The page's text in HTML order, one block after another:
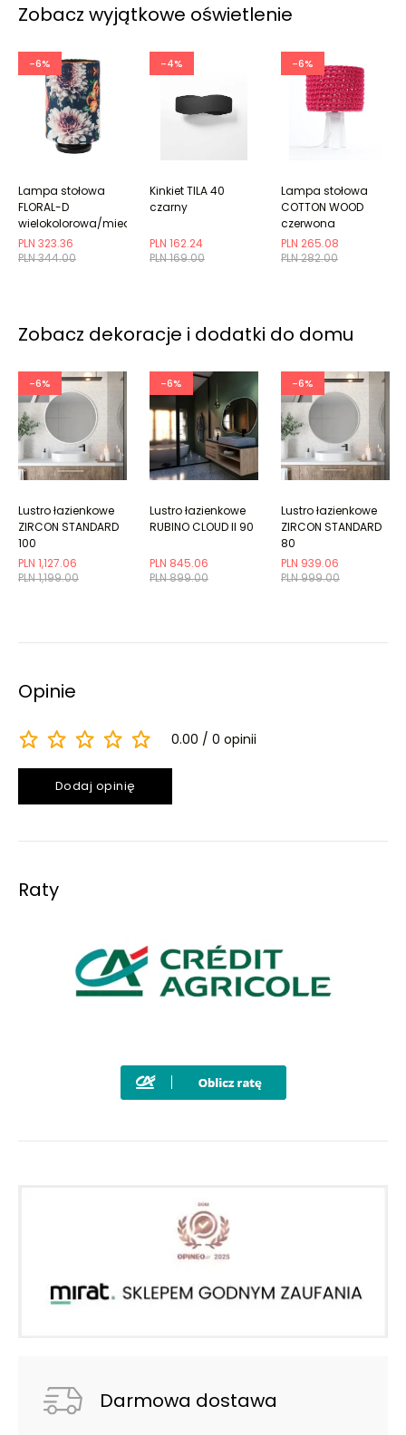
Zobacz wyjątkowe oświetlenie
-6%
PLN 344.00
PLN 323.36
Lampa stołowa
FLORAL-D
wielokolorowa/miedziana
-4%
PLN 169.00
PLN 162.24
Kinkiet TILA 40
czarny
-6%
PLN 282.00
PLN 265.08
Lampa stołowa
COTTON WOOD
czerwona
Zobacz dekoracje i dodatki do domu
-6%
PLN 1,199.00
PLN 1,127.06
Lustro łazienkowe
ZIRCON STANDARD
100
-6%
PLN 899.00
PLN 845.06
Lustro łazienkowe
RUBINO CLOUD II 90
-6%
PLN 999.00
PLN 939.06
Lustro łazienkowe
ZIRCON STANDARD
80
Opinie
0.00 0 opinii
Dodaj opinię
Raty
Darmowa dostawa